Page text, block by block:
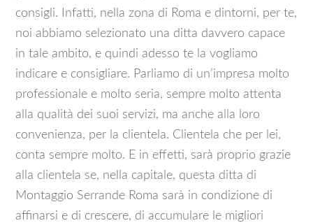
consigli. Infatti, nella zona di Roma e dintorni, per te,
noi abbiamo selezionato una ditta davvero capace
in tale ambito, e quindi adesso te la vogliamo
indicare e consigliare. Parliamo di un’impresa molto
professionale e molto seria, sempre molto attenta
alla qualità dei suoi servizi, ma anche alla loro
convenienza, per la clientela. Clientela che per lei,
conta sempre molto. E in effetti, sarà proprio grazie
alla clientela se, nella capitale, questa ditta di
Montaggio Serrande Roma sarà in condizione di
affinarsi e di crescere, di accumulare le migliori